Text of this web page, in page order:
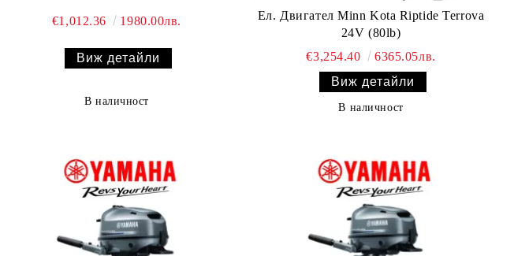
€1,012.36 1980.00лв.
Виж детайли
В наличност
Ел. Двигател Minn Kota Riptide Terrova
24V (80lb)
€3,254.40
6365.05лв.
Виж детайли
В наличност